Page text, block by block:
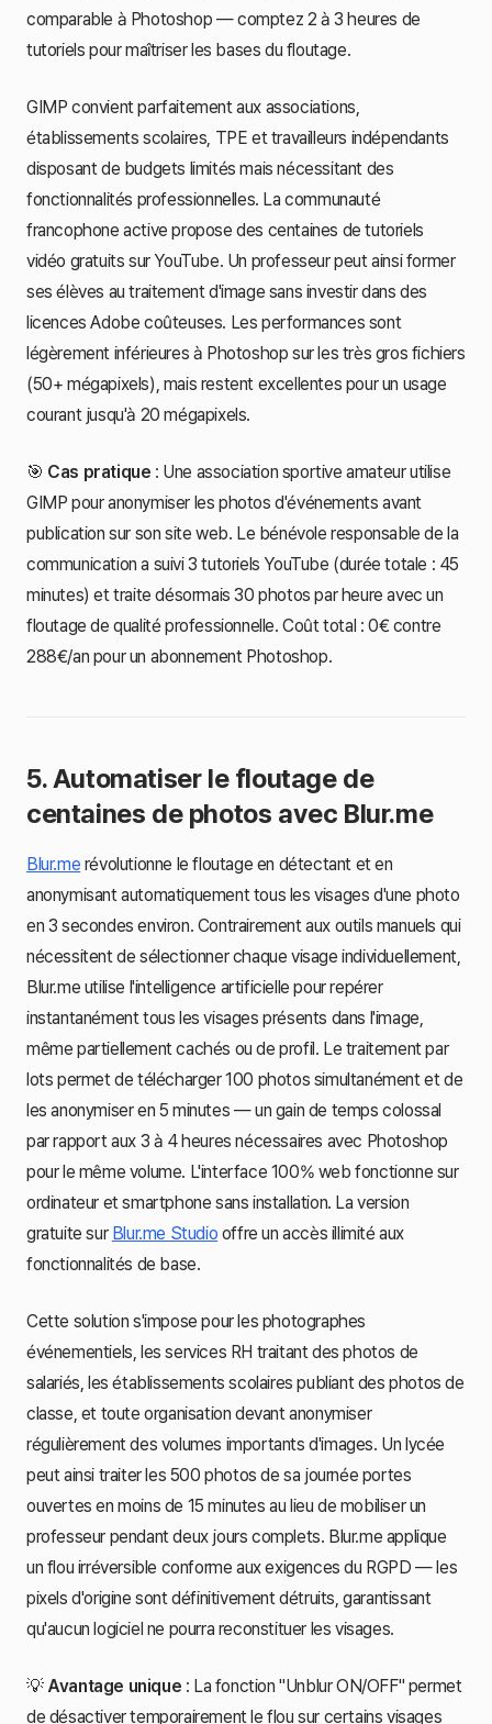
comparable à Photoshop — comptez 2 à 3 heures de
tutoriels pour maîtriser les bases du floutage.
GIMP convient parfaitement aux associations,
établissements scolaires, TPE et travailleurs indépendants
disposant de budgets limités mais nécessitant des
fonctionnalités professionnelles. La communauté
francophone active propose des centaines de tutoriels
vidéo gratuits sur YouTube. Un professeur peut ainsi former
ses élèves au traitement d'image sans investir dans des
licences Adobe coûteuses. Les performances sont
légèrement inférieures à Photoshop sur les très gros fichiers
(50+ mégapixels), mais restent excellentes pour un usage
courant jusqu'à 20 mégapixels.
🎯 Cas pratique : Une association sportive amateur utilise
GIMP pour anonymiser les photos d'événements avant
publication sur son site web. Le bénévole responsable de la
communication a suivi 3 tutoriels YouTube (durée totale : 45
minutes) et traite désormais 30 photos par heure avec un
floutage de qualité professionnelle. Coût total : 0€ contre
288€/an pour un abonnement Photoshop.
5. Automatiser le floutage de
centaines de photos avec Blur.me
Blur.me révolutionne le floutage en détectant et en
anonymisant automatiquement tous les visages d'une photo
en 3 secondes environ. Contrairement aux outils manuels qui
nécessitent de sélectionner chaque visage individuellement,
Blur.me utilise l'intelligence artificielle pour repérer
instantanément tous les visages présents dans l'image,
même partiellement cachés ou de profil. Le traitement par
lots permet de télécharger 100 photos simultanément et de
les anonymiser en 5 minutes — un gain de temps colossal
par rapport aux 3 à 4 heures nécessaires avec Photoshop
pour le même volume. L'interface 100% web fonctionne sur
ordinateur et smartphone sans installation. La version
gratuite sur Blur.me Studio offre un accès illimité aux
fonctionnalités de base.
Cette solution s'impose pour les photographes
événementiels, les services RH traitant des photos de
salariés, les établissements scolaires publiant des photos de
classe, et toute organisation devant anonymiser
régulièrement des volumes importants d'images. Un lycée
peut ainsi traiter les 500 photos de sa journée portes
ouvertes en moins de 15 minutes au lieu de mobiliser un
professeur pendant deux jours complets. Blur.me applique
un flou irréversible conforme aux exigences du RGPD — les
pixels d'origine sont définitivement détruits, garantissant
qu'aucun logiciel ne pourra reconstituer les visages.
💡 Avantage unique : La fonction "Unblur ON/OFF" permet
de désactiver temporairement le flou sur certains visages